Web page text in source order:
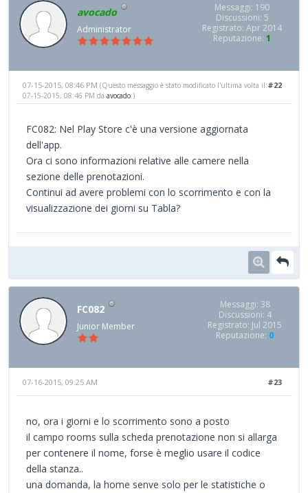
avocado
Administrator
Messaggi: 190
Discussioni: 5
Registrato: Apr 2014
Reputazione: 1
#22
07-15-2015, 08:46 PM (Questo messaggio è stato modificato l'ultima volta il:
07-15-2015, 08:46 PM da avocado.)
FC082: Nel Play Store c'è una versione aggiornata
dell'app.
Ora ci sono informazioni relative alle camere nella
sezione delle prenotazioni.
Continui ad avere problemi con lo scorrimento e con la
visualizzazione dei giorni su Tabla?
FC082
Junior Member
Messaggi: 38
Discussioni: 4
Registrato: Jul 2015
Reputazione: 0
#23
07-16-2015, 09:25 AM
no, ora i giorni e lo scorrimento sono a posto
il campo rooms sulla scheda prenotazione non si allarga
per contenere il nome, forse è meglio usare il codice
della stanza..
una domanda, la home senve solo per le statistiche o